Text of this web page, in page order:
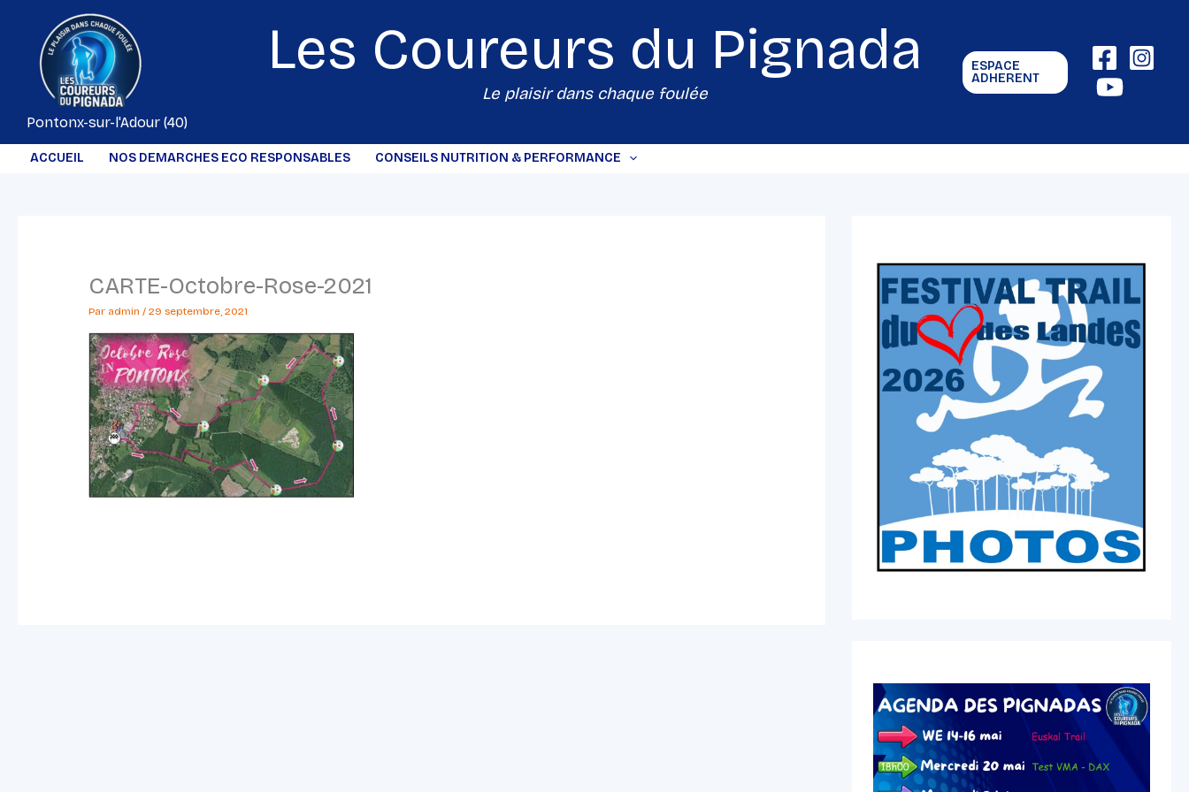
contenu
Pontonx-sur-l'Adour (40)
Les Coureurs du Pignada
Le plaisir dans chaque foulée
ESPACE
ADHERENT
ACCUEIL NOS DEMARCHES ECO RESPONSABLES CONSEILS NUTRITION & PERFORMANCE
CARTE-Octobre-Rose-2021
Par admin/29 septembre, 2021